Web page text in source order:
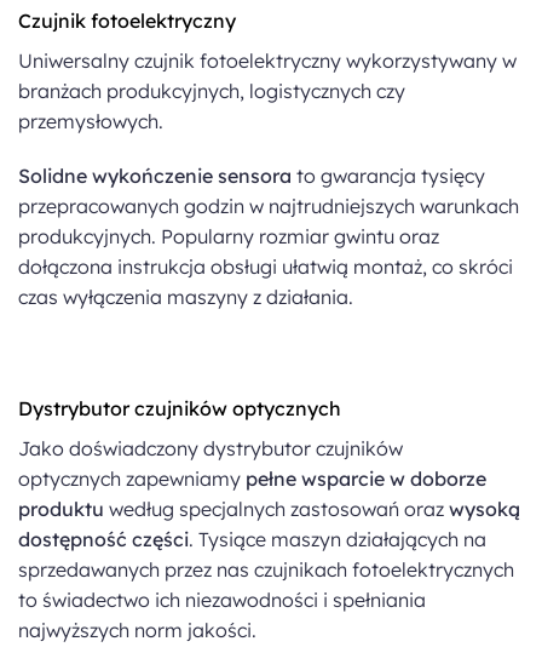
Czujnik fotoelektryczny
Uniwersalny czujnik fotoelektryczny wykorzystywany w
branżach produkcyjnych, logistycznych czy
przemysłowych.
Solidne wykończenie sensora to gwarancja tysięcy
przepracowanych godzin w najtrudniejszych warunkach
produkcyjnych. Popularny rozmiar gwintu oraz
dołączona instrukcja obsługi ułatwią montaż, co skróci
czas wyłączenia maszyny z działania.
Dystrybutor czujników optycznych
Jako doświadczony dystrybutor czujników
optycznych zapewniamy pełne wsparcie w doborze
produktu według specjalnych zastosowań oraz wysoką
dostępność części. Tysiące maszyn działających na
sprzedawanych przez nas czujnikach fotoelektrycznych
to świadectwo ich niezawodności i spełniania
najwyższych norm jakości.